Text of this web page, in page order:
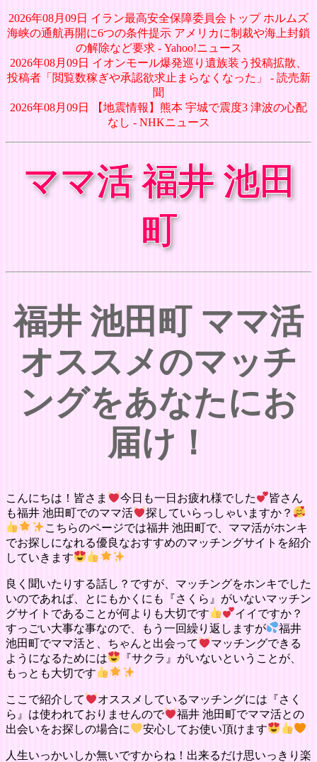
2026年08月09日 イラン最高安全保障委員会トップ ホルムズ
海峡の通航再開に6つの条件提示 アメリカに制裁や海上封鎖
の解除など要求 - Yahoo!ニュース
2026年08月09日 イオンモール爆発巡り遺族装う投稿拡散、
投稿者「閲覧数稼ぎや承認欲求止まらなくなった」 - 読売新
聞
2026年08月09日 【地震情報】熊本 宇城で震度3 津波の心配
なし - NHKニュース
ママ活 福井 池田
町
福井 池田町 ママ活
オススメのマッチ
ングをあなたにお
届け！
こんにちは！皆さま 今日も一日お疲れ様でした
皆さん
も福井 池田町でのママ活
探していらっしゃいますか？
こちらのページでは福井 池田町で、ママ活がホンキ
でお探しになれる優良なおすすめのマッチングサイトを紹介
していきます
良く聞いたりする話し？ですが、マッチングをホンキでした
いのであれば、とにもかくにも『さくら』がいないマッチン
グサイトであることが何よりも大切です
イイですか？
すっごい大事な事なので、もう一回繰り返しますが
福井
池田町でママ活と、ちゃんと出会って
マッチングできる
ようになるためには
『サクラ』がいないということが、
もっとも大切です
ここで紹介して
オススメしているマッチングには『さく
ら』は使われておりませんので
福井 池田町でママ活との
出会いをお探しの場合に
安心してお使い頂けます
人生いっかいしか無いですからね！出来るだけ思いっきり楽